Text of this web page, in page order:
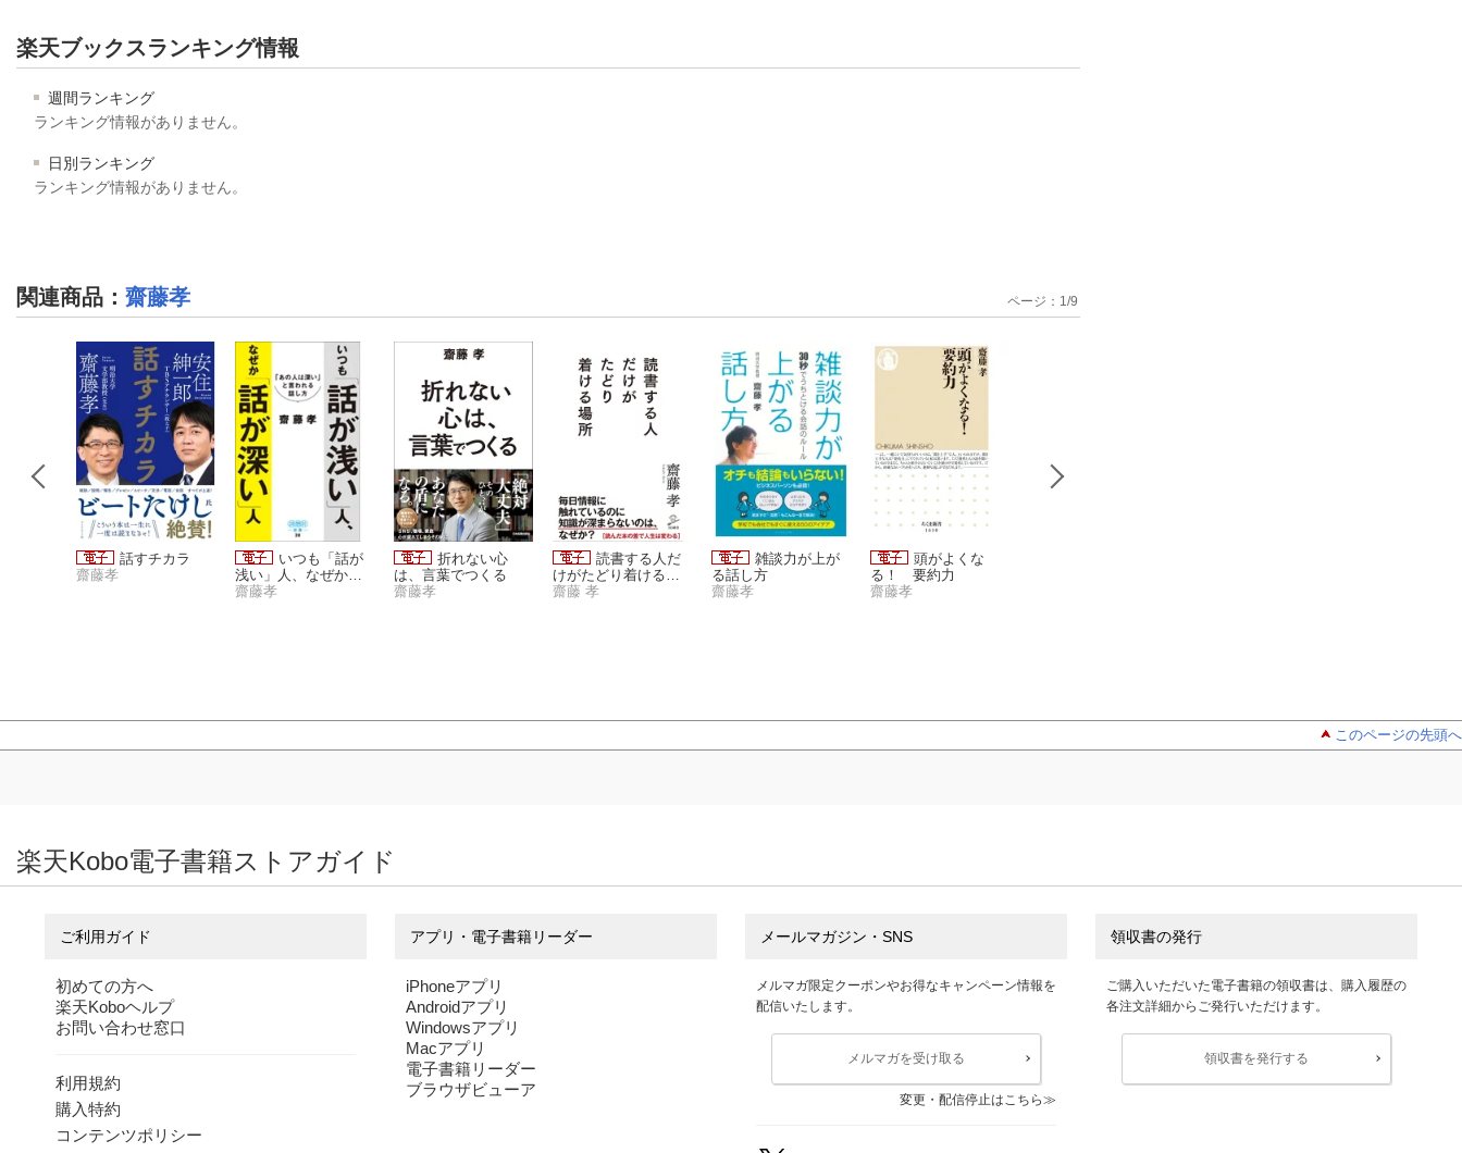
楽天ブックスランキング情報
週間ランキング
ランキング情報がありません。
日別ランキング
ランキング情報がありません。
関連商品 ： 齋藤孝
話すチカラ
齋藤孝
いつも「話が
浅い」人、なぜか
「話が深い」人
齋藤孝
折れない心
は、言葉でつくる
齋藤孝
読書する人だ
けがたどり着ける場
所
齋藤 孝
雑談力が上が
る話し方
齋藤孝
頭がよくな
る！ 要約力
齋藤孝
ページ： 1 /9
このページの先頭へ
楽天Kobo電子書籍ストアガイド
ご利用ガイド
初めての方へ
楽天Koboヘルプ
お問い合わせ窓口
利用規約
購入特約
コンテンツポリシー
アプリ・電子書籍リーダー
iPhoneアプリ
Androidアプリ
Windowsアプリ
Macアプリ
電子書籍リーダー
ブラウザビューア
メールマガジン・SNS
メルマガ限定クーポンやお得なキャンペーン情報を
配信いたします。
メルマガを受け取る
変更・配信停止はこちら
領収書の発行
ご購入いただいた電子書籍の領収書は、購入履歴の
各注文詳細からご発行いただけます。
領収書を発行する